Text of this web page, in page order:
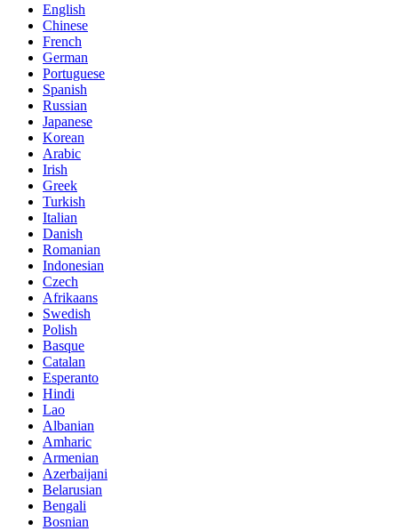
English
Chinese
French
German
Portuguese
Spanish
Russian
Japanese
Korean
Arabic
Irish
Greek
Turkish
Italian
Danish
Romanian
Indonesian
Czech
Afrikaans
Swedish
Polish
Basque
Catalan
Esperanto
Hindi
Lao
Albanian
Amharic
Armenian
Azerbaijani
Belarusian
Bengali
Bosnian